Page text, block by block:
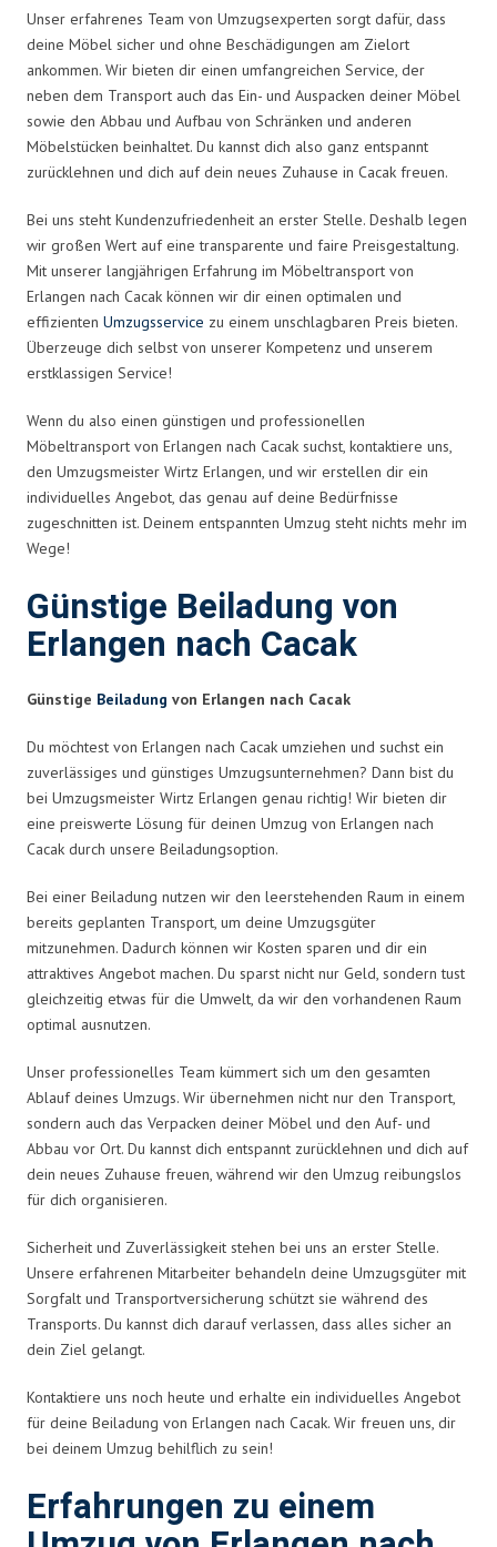
Unser erfahrenes Team von Umzugsexperten sorgt dafür, dass
deine Möbel sicher und ohne Beschädigungen am Zielort
ankommen. Wir bieten dir einen umfangreichen Service, der
neben dem Transport auch das Ein- und Auspacken deiner Möbel
sowie den Abbau und Aufbau von Schränken und anderen
Möbelstücken beinhaltet. Du kannst dich also ganz entspannt
zurücklehnen und dich auf dein neues Zuhause in Cacak freuen.
Bei uns steht Kundenzufriedenheit an erster Stelle. Deshalb legen
wir großen Wert auf eine transparente und faire Preisgestaltung.
Mit unserer langjährigen Erfahrung im Möbeltransport von
Erlangen nach Cacak können wir dir einen optimalen und
effizienten Umzugsservice zu einem unschlagbaren Preis bieten.
Überzeuge dich selbst von unserer Kompetenz und unserem
erstklassigen Service!
Wenn du also einen günstigen und professionellen
Möbeltransport von Erlangen nach Cacak suchst, kontaktiere uns,
den Umzugsmeister Wirtz Erlangen, und wir erstellen dir ein
individuelles Angebot, das genau auf deine Bedürfnisse
zugeschnitten ist. Deinem entspannten Umzug steht nichts mehr im
Wege!
Günstige Beiladung von
Erlangen nach Cacak
Günstige Beiladung von Erlangen nach Cacak
Du möchtest von Erlangen nach Cacak umziehen und suchst ein
zuverlässiges und günstiges Umzugsunternehmen? Dann bist du
bei Umzugsmeister Wirtz Erlangen genau richtig! Wir bieten dir
eine preiswerte Lösung für deinen Umzug von Erlangen nach
Cacak durch unsere Beiladungsoption.
Bei einer Beiladung nutzen wir den leerstehenden Raum in einem
bereits geplanten Transport, um deine Umzugsgüter
mitzunehmen. Dadurch können wir Kosten sparen und dir ein
attraktives Angebot machen. Du sparst nicht nur Geld, sondern tust
gleichzeitig etwas für die Umwelt, da wir den vorhandenen Raum
optimal ausnutzen.
Unser professionelles Team kümmert sich um den gesamten
Ablauf deines Umzugs. Wir übernehmen nicht nur den Transport,
sondern auch das Verpacken deiner Möbel und den Auf- und
Abbau vor Ort. Du kannst dich entspannt zurücklehnen und dich auf
dein neues Zuhause freuen, während wir den Umzug reibungslos
für dich organisieren.
Sicherheit und Zuverlässigkeit stehen bei uns an erster Stelle.
Unsere erfahrenen Mitarbeiter behandeln deine Umzugsgüter mit
Sorgfalt und Transportversicherung schützt sie während des
Transports. Du kannst dich darauf verlassen, dass alles sicher an
dein Ziel gelangt.
Kontaktiere uns noch heute und erhalte ein individuelles Angebot
für deine Beiladung von Erlangen nach Cacak. Wir freuen uns, dir
bei deinem Umzug behilflich zu sein!
Erfahrungen zu einem